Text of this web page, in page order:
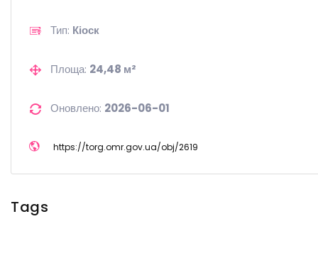
Тип: Кіоск
Площа: 24,48 м²
Оновлено: 2026-06-01
https://torg.omr.gov.ua/obj/2619
Tags